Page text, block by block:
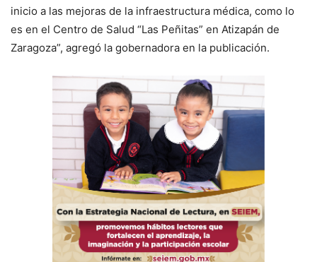
inicio a las mejoras de la infraestructura médica, como lo
es en el Centro de Salud “Las Peñitas” en Atizapán de
Zaragoza”, agregó la gobernadora en la publicación.